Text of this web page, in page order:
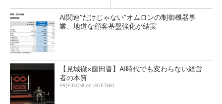
AI関連“だけじゃない”オムロンの制御機器事
業、地道な顧客基盤強化が結実
【見城徹×藤田晋】AI時代でも変わらない経営
者の本質
PR(FINCHI on GOETHE)